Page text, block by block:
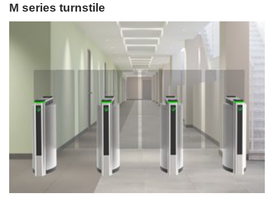
M series turnstile